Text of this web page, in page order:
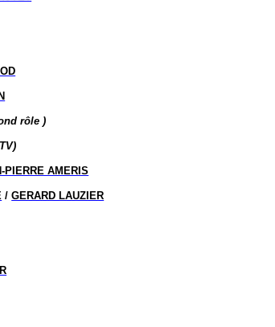
rôle )
PIERRE AMERIS
/GERARD LAUZIER